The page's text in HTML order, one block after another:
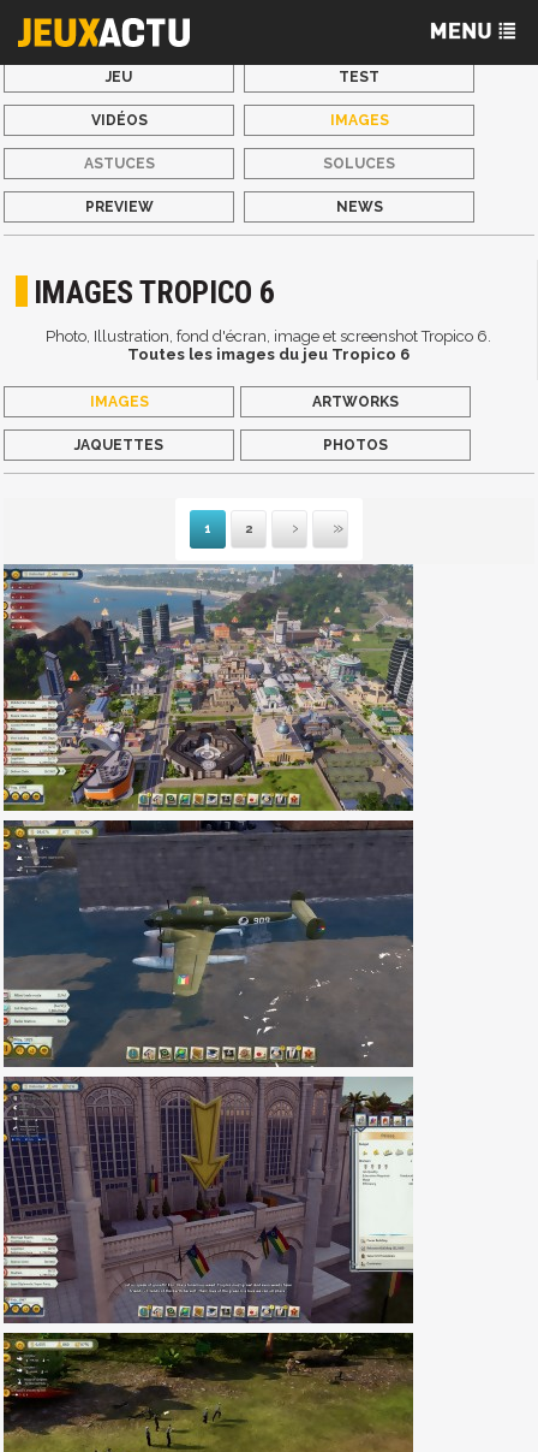
JEU TEST
VIDÉOS IMAGES
ASTUCES SOLUCES
PREVIEW NEWS
IMAGES TROPICO 6
Photo, Illustration, fond d'écran, image et screenshot Tropico 6.
Toutes les images du jeu Tropico 6
IMAGES ARTWORKS
JAQUETTES PHOTOS
1 2
Suivante
Dernière